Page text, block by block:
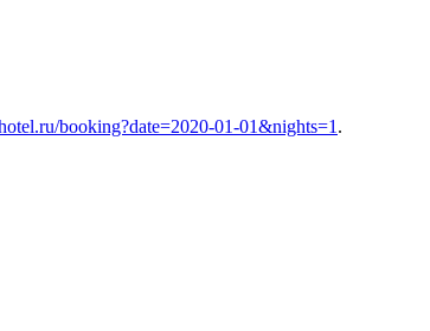
booking?date=2020-01-01&nights=1 .